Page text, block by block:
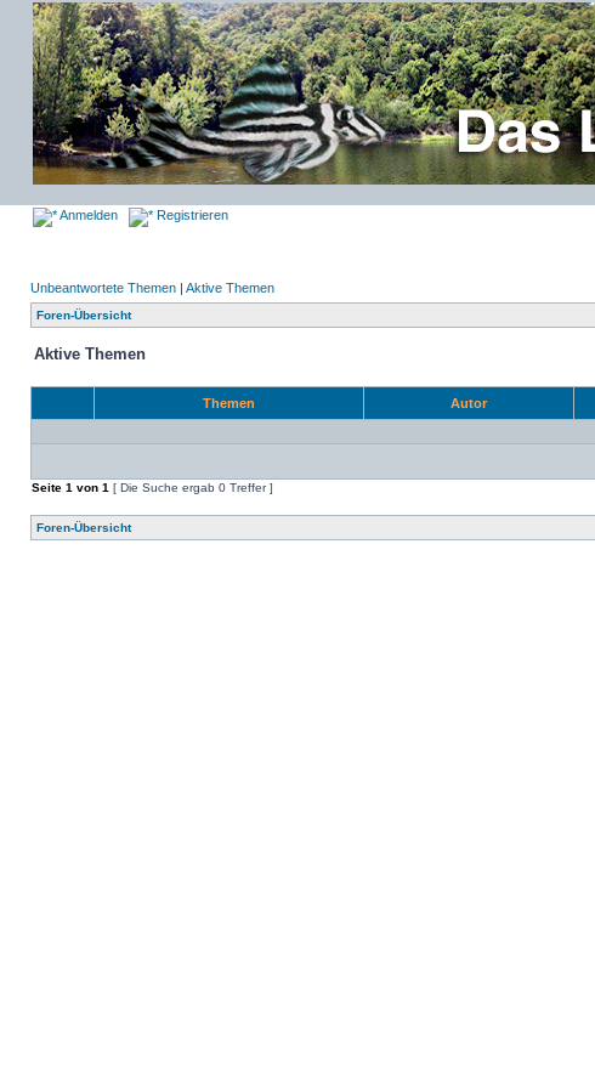
Anmelden Registrieren
Unbeantwortete Themen | Aktive Themen
Foren-Übersicht
Aktive Themen
Themen Autor
Seite 1 von 1 [ Die Suche ergab 0 Treffer ]
Foren-Übersicht